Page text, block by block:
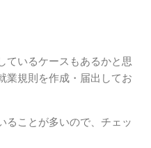
いるケースもあるかと思
業規則を作成・届出してお
ことが多いので、チェッ